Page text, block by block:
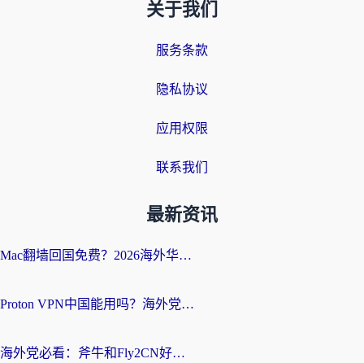
关于我们
服务条款
隐私协议
应用权限
联系我们
最新资讯
Mac翻墙回国免费？2026海外华人亲测：从CCTV5直播到国内APP，这样选加速器才靠谱
Proton VPN中国能用吗？海外党选回国加速器的避坑指南（附番茄加速器实测）
海外党必看：斧牛和Fly2CN好用吗？3招教你选对回国加速器（附免费试用攻略）